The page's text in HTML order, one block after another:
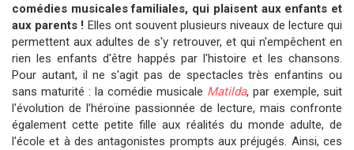
comédies musicales familiales, qui plaisent aux enfants et
aux parents ! Elles ont souvent plusieurs niveaux de lecture qui
permettent aux adultes de s'y retrouver, et qui n'empêchent en
rien les enfants d'être happés par l'histoire et les chansons.
Pour autant, il ne s'agit pas de spectacles très enfantins ou
sans maturité : la comédie musicale Matilda, par exemple, suit
l'évolution de l’héroïne passionnée de lecture, mais confronte
également cette petite fille aux réalités du monde adulte, de
l'école et à des antagonistes prompts aux préjugés. Ainsi, ces